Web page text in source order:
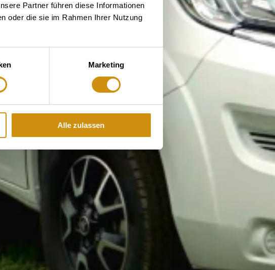
Partner führen diese Informationen
oder die sie im Rahmen Ihrer Nutzung
Marketing
Alle zulassen